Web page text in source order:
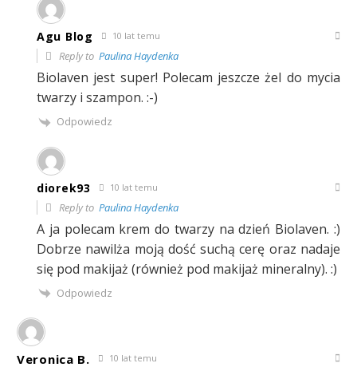
Agu Blog 10 lat temu
Reply to Paulina Haydenka
Biolaven jest super! Polecam jeszcze żel do mycia
twarzy i szampon. :-)
Odpowiedz
diorek93 10 lat temu
Reply to Paulina Haydenka
A ja polecam krem do twarzy na dzień Biolaven. :)
Dobrze nawilża moją dość suchą cerę oraz nadaje
się pod makijaż (również pod makijaż mineralny). :)
Odpowiedz
Veronica B. 10 lat temu